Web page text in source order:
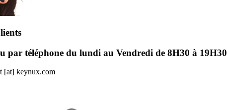
par téléphone du lundi au Vendredi de 8H30 à 19H30
[at] keynux.com